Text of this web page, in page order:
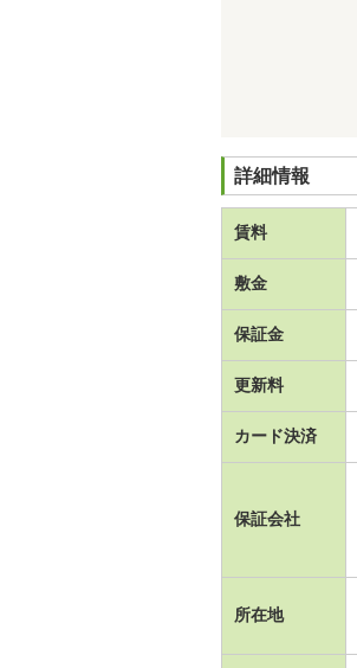
詳細情報
賃料
敷金
保証金
更新料
カード決済
保証会社
所在地